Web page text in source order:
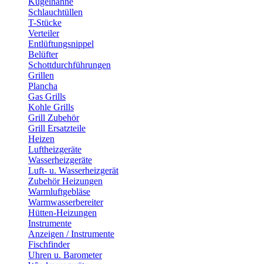
Schlauchtüllen
T-Stücke
Verteiler
Entlüftungsnippel
Belüfter
Schottdurchführungen
Grillen
Plancha
Gas Grills
Kohle Grills
Grill Zubehör
Grill Ersatzteile
Heizen
Luftheizgeräte
Wasserheizgeräte
Luft- u. Wasserheizgerät
Zubehör Heizungen
Warmluftgebläse
Warmwasserbereiter
Hütten-Heizungen
Instrumente
Anzeigen / Instrumente
Fischfinder
Uhren u. Barometer